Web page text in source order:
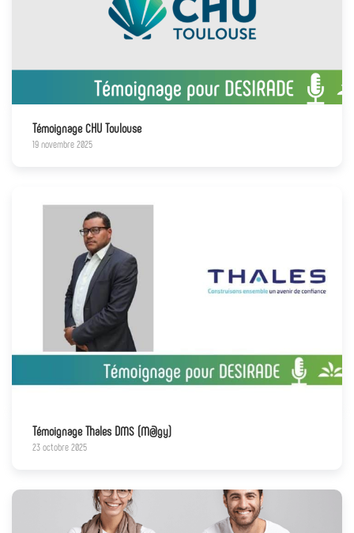
Témoignage CHU Toulouse
19 novembre 2025
Témoignage Thales DMS (M@gy)
23 octobre 2025